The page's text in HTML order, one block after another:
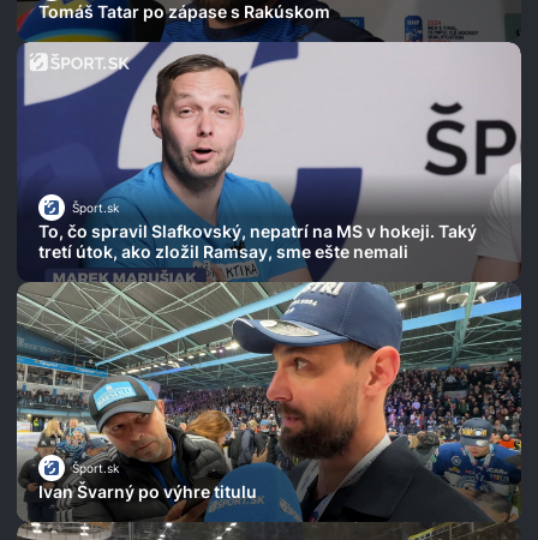
Tomáš Tatar po zápase s Rakúskom
Šport.sk
To, čo spravil Slafkovský, nepatrí na MS v hokeji. Taký
tretí útok, ako zložil Ramsay, sme ešte nemali
Šport.sk
Ivan Švarný po výhre titulu